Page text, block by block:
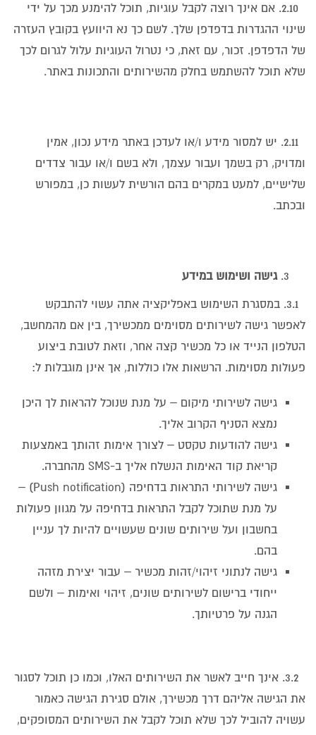
2.10. אם אינך רוצה לקבל עוגיות, תוכל להימנע מכך על ידי
שינוי ההגדרות בדפדפן שלך. לשם כך נא היוועץ בקובץ העזרה
של הדפדפן. זכור, עם זאת, כי נטרול העוגיות עלול לגרום לכך
שלא תוכל להשתמש בחלק מהשירותים והתכונות באתר.
2.11. יש למסור מידע ו/או לעדכן באתר מידע נכון, אמין
ומדויק, רק בשמך ועבור עצמך, ולא בשם ו/או עבור צדדים
שלישיים, למעט במקרים בהם הורשית לעשות כן, במפורש
ובכתב.
גישה ושימוש במידע
3.1. במסגרת השימוש באפליקציה אתה עשוי להתבקש
לאפשר גישה לשירותים מסוימים ממכשירך, בין אם מהמחשב,
הטלפון הנייד או כל מכשיר קצה אחר, וזאת לטובת ביצוע
פעולות מסוימות. הרשאות אלו כוללות, אך אינן מוגבלות ל:
גישה לשירותי מיקום – על מנת שנוכל להראות לך היכן
נמצא הסניף הקרוב אליך.
גישה להודעות טקסט – לצורך אימות זהותך באמצעות
קריאת קוד האימות הנשלח אליך ב-SMS מהחברה.
גישה לשירותי התראות בדחיפה (Push notification) –
על מנת שתוכל לקבל התראות בדחיפה על מגוון פעולות
בחשבון ועל שירותים שונים שעשויים להיות לך עניין
בהם.
גישה לנתוני זיהוי/זהות מכשיר – עבור יצירת מזהה
ייחודי ברישום לשירותים שונים, זיהוי ואימות – ולשם
הגנה על פרטיותך.
3.2. אינך חייב לאשר את השירותים האלו, וכמו כן תוכל לסגור
את הגישה אליהם דרך מכשירך, אולם סגירת הגישה כאמור
עשויה להוביל לכך שלא תוכל לקבל את השירותים המסופקים,